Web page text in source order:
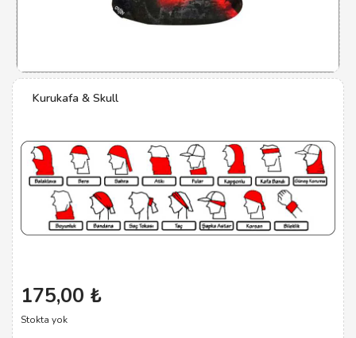
Kurukafa & Skull
175,00 ₺
Stokta yok